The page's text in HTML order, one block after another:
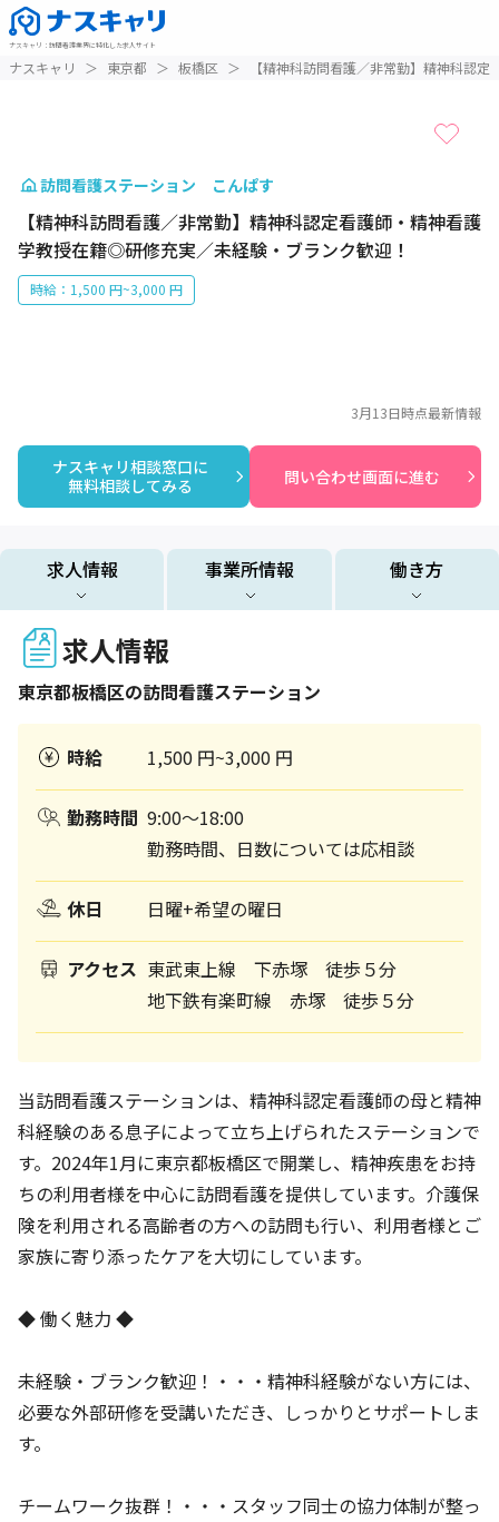
ナスキャリ ： 訪問看護業界に特化した求人サイト
ナスキャリ ＞ 東京都 ＞ 板橋区 ＞ 【精神科訪問看護／非常勤】精神科認
訪問看護ステーション こんぱす
【精神科訪問看護／非常勤】精神科認定看護師・精神看護
学教授在籍◎研修充実／未経験・ブランク歓迎！
時給：1,500 円~3,000 円
ナスキャリ相談窓口に
無料相談してみる
問い合わせ画面に進む
3月13日時点最新情報
求人情報 事業所情報 働き方
求人情報
東京都板橋区の訪問看護ステーション
時給 1,500 円~3,000 円
勤務時間 9:00～18:00
勤務時間、日数については応相談
休日 日曜+希望の曜日
アクセス 東武東上線 下赤塚 徒歩５分
地下鉄有楽町線 赤塚 徒歩５分
当訪問看護ステーションは、精神科認定看護師の母と精神
科経験のある息子によって立ち上げられたステーションで
す。2024年1月に東京都板橋区で開業し、精神疾患をお持
ちの利用者様を中心に訪問看護を提供しています。介護保
険を利用される高齢者の方への訪問も行い、利用者様とご
家族に寄り添ったケアを大切にしています。
◆ 働く魅力 ◆
未経験・ブランク歓迎！・・・精神科経験がない方には、
必要な外部研修を受講いただき、しっかりとサポートしま
す。
チームワーク抜群！・・・スタッフ同士の協力体制が整っ